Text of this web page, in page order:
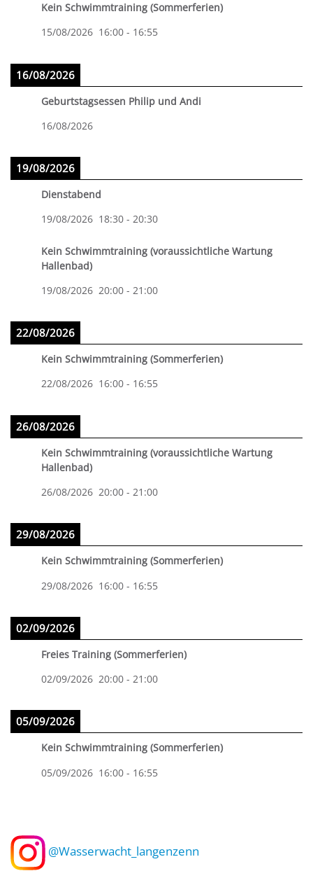
Kein Schwimmtraining (Sommerferien)
15/08/2026 16:00 - 16:55
16/08/2026
Geburtstagsessen Philip und Andi
16/08/2026
19/08/2026
Dienstabend
19/08/2026 18:30 - 20:30
Kein Schwimmtraining (voraussichtliche Wartung
Hallenbad)
19/08/2026 20:00 - 21:00
22/08/2026
Kein Schwimmtraining (Sommerferien)
22/08/2026 16:00 - 16:55
26/08/2026
Kein Schwimmtraining (voraussichtliche Wartung
Hallenbad)
26/08/2026 20:00 - 21:00
29/08/2026
Kein Schwimmtraining (Sommerferien)
29/08/2026 16:00 - 16:55
02/09/2026
Freies Training (Sommerferien)
02/09/2026 20:00 - 21:00
05/09/2026
Kein Schwimmtraining (Sommerferien)
05/09/2026 16:00 - 16:55
@Wasserwacht_langenzenn